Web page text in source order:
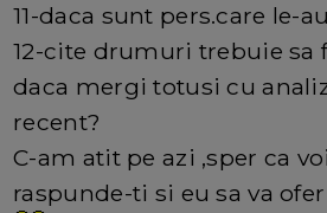
11-daca sunt pers.care le-
12-cite drumuri trebuie sa
daca mergi totusi cu
recent?
C-am atit pe azi ,sper ca
raspunde-ti si eu sa va